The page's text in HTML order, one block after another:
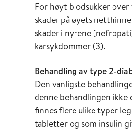
For høyt blodsukker over
skader på øyets
skader i nyrene
karsykdommer (3).
Behandling av type 2-
Den vanligste
denne behandlingen
finnes flere ulike typer
tabletter og som insulin